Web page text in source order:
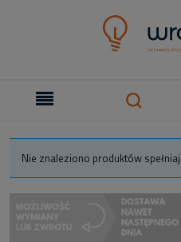
Nie znaleziono produktów